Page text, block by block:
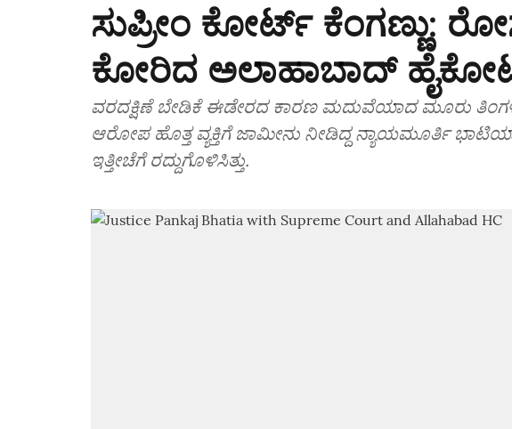
ಸುಪ್ರೀಂ ಕೋರ್ಟ್‌ ಕೆಂಗಣ್ಣು:
ಕೋರಿದ ಅಲಾಹಾಬಾದ್‌
ವರದಕ್ಷಿಣೆ ಬೇಡಿಕೆ ಈಡೇರದ ಕಾರಣ ಮದುವೆಯಾದ ಮೂರು
ಆರೋಪ ಹೊತ್ತ ವ್ಯಕ್ತಿಗೆ ಜಾಮೀನು ನೀಡಿದ್ದ ನ್ಯಾಯಮೂರ್ತಿ
ಇತ್ತೀಚೆಗೆ ರದ್ದುಗೊಳಿಸಿತ್ತು.